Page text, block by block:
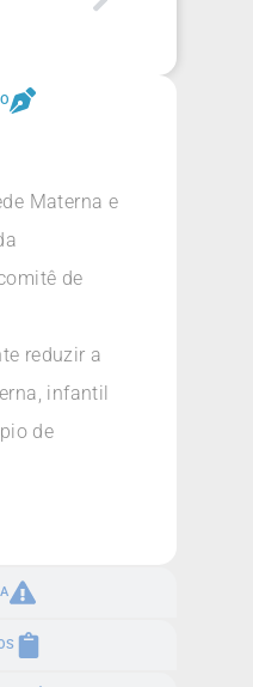
Materna e
de
reduzir a
infantil
de